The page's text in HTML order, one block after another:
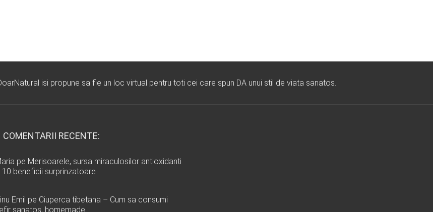
isi propune sa fie un loc virtual pentru toti cei care spun DA unui stil de viata sanatos.
COMENTARII RECENTE:
pe Merisoarele, sursa miraculosilor antioxidanti
10 beneficii surprinzatoare
Emil pe Ciuperca tibetana – Cum sa consumi
sanatos, homemade